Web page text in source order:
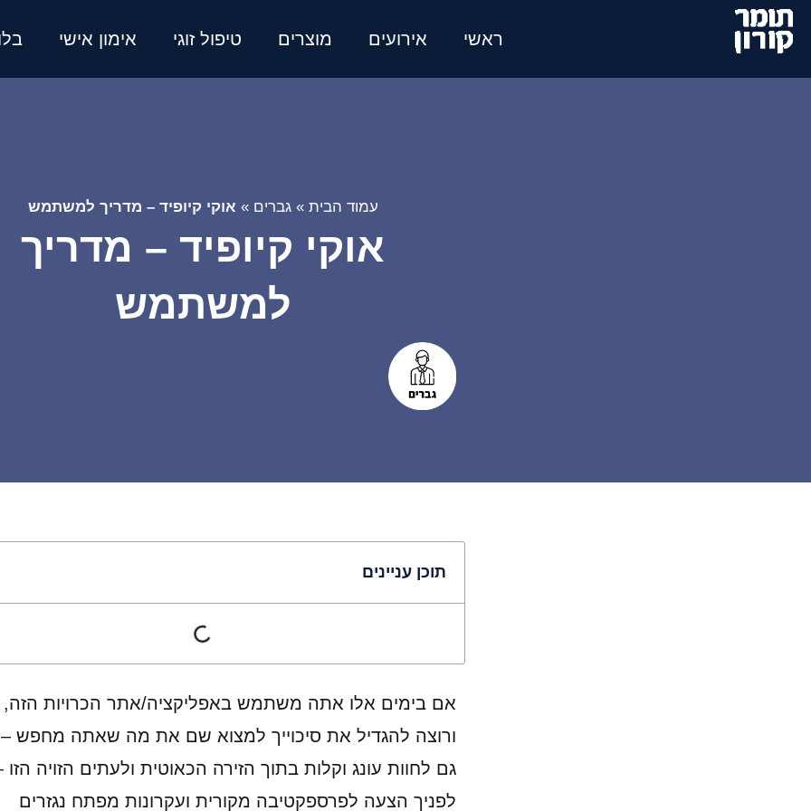
דלג
לתוכן
ראשי אירועים מוצרים טיפול זוגי אימון אישי
עמוד הבית »גברים » אוקי קיופיד – מדריך למשתמש
אוקי קיופיד – מדריך
למשתמש
תוכן עניינים
אם בימים אלו אתה משתמש באפליקציה/אתר הכרויות הזה,
ורוצה להגדיל את סיכוייך למצוא שם את מה שאתה מחפש
גם לחוות עונג וקלות בתוך הזירה הכאוטית ולעתים הזויה הזו
לפניך הצעה לפרספקטיבה מקורית ועקרונות מפתח נגזרים